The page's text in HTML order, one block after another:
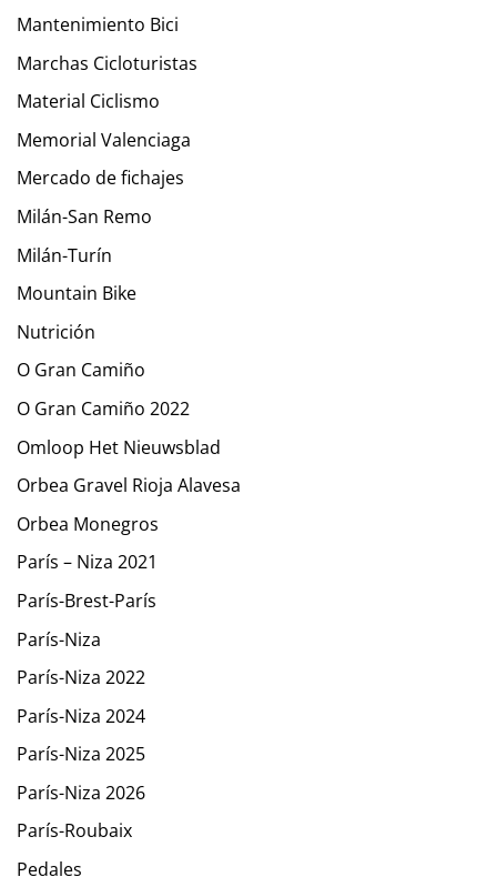
Mantenimiento Bici
Marchas Cicloturistas
Material Ciclismo
Memorial Valenciaga
Mercado de fichajes
Milán-San Remo
Milán-Turín
Mountain Bike
Nutrición
O Gran Camiño
O Gran Camiño 2022
Omloop Het Nieuwsblad
Orbea Gravel Rioja Alavesa
Orbea Monegros
París – Niza 2021
París-Brest-París
París-Niza
París-Niza 2022
París-Niza 2024
París-Niza 2025
París-Niza 2026
París-Roubaix
Pedales